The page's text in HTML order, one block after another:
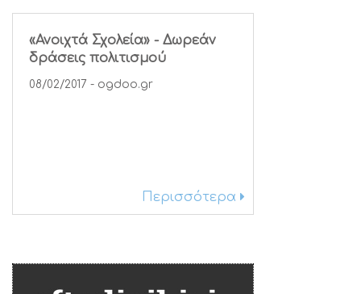
«Ανοιχτά Σχολεία» - Δωρεάν
δράσεις πολιτισμού
08/02/2017 - ogdoo.gr
Περισσότερα